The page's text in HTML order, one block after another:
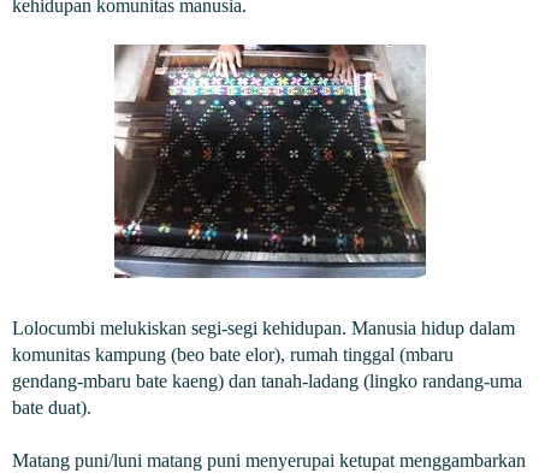
kehidupan komunitas manusia.
Lolocumbi melukiskan segi-segi kehidupan. Manusia hidup dalam
komunitas kampung (beo bate elor), rumah tinggal (mbaru
gendang-mbaru bate kaeng) dan tanah-ladang (lingko randang-uma
bate duat).
Matang puni/luni matang puni menyerupai ketupat menggambarkan